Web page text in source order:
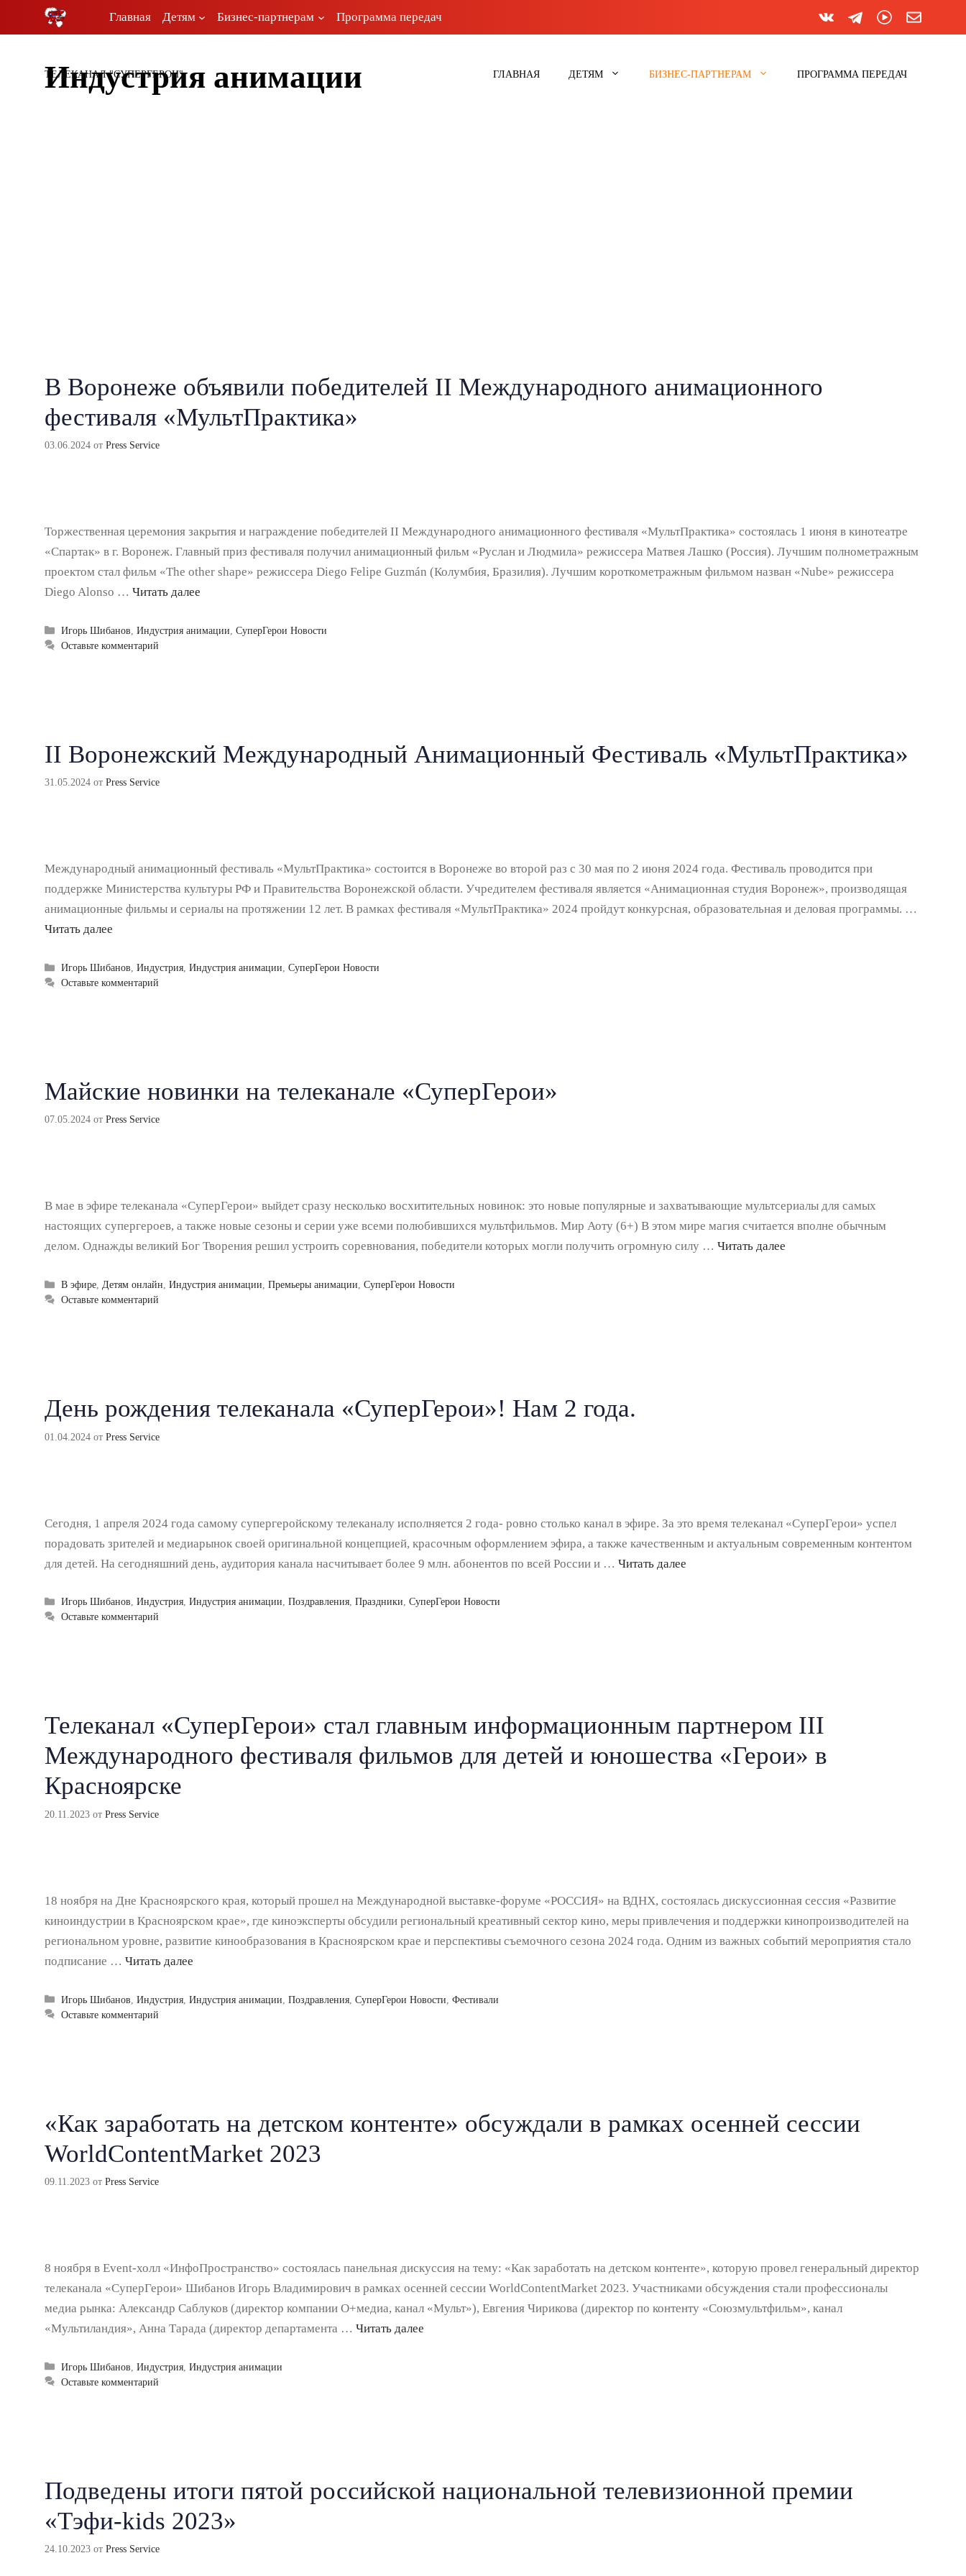
Главная Детям Бизнес-партнерам Программа передач
ТЕЛЕКАНАЛ "СУПЕРГЕРОИ" ГЛАВНАЯ ДЕТЯМ БИЗНЕС-ПАРТНЕРАМ ПРОГРАММА ПЕРЕДАЧ
Индустрия анимации
В Воронеже объявили победителей II Международного анимационного
фестиваля «МультПрактика»
03.06.2024 от Press Service
Торжественная церемония закрытия и награждение победителей II Международного анимационного фестиваля «МультПрактика» состоялась 1 июня в кинотеатре
«Спартак» в г. Воронеж. Главный приз фестиваля получил анимационный фильм «Руслан и Людмила» режиссера Матвея Лашко (Россия). Лучшим полнометражным
проектом стал фильм «The other shape» режиссера Diego Felipe Guzmán (Колумбия, Бразилия). Лучшим короткометражным фильмом назван «Nube» режиссера
Diego Alonso … Читать далее
Рубрики
Игорь Шибанов ,Индустрия анимации ,СуперГерои Новости
Оставьте комментарий
II Воронежский Международный Анимационный Фестиваль «МультПрактика»
31.05.2024 от Press Service
Международный анимационный фестиваль «МультПрактика» состоится в Воронеже во второй раз с 30 мая по 2 июня 2024 года. Фестиваль проводится при
поддержке Министерства культуры РФ и Правительства Воронежской области. Учредителем фестиваля является «Анимационная студия Воронеж», производящая
анимационные фильмы и сериалы на протяжении 12 лет. В рамках фестиваля «МультПрактика» 2024 пройдут конкурсная, образовательная и деловая программы. …
Читать далее
Рубрики
Игорь Шибанов,Индустрия,Индустрия анимации,СуперГерои Новости
Оставьте комментарий
Майские новинки на телеканале «СуперГерои»
07.05.2024 от Press Service
В мае в эфире телеканала «СуперГерои» выйдет сразу несколько восхитительных новинок: это новые популярные и захватывающие мультсериалы для самых
настоящих супергероев, а также новые сезоны и серии уже всеми полюбившихся мультфильмов. Мир Аоту (6+) В этом мире магия считается вполне обычным
делом. Однажды великий Бог Творения решил устроить соревнования, победители которых могли получить огромную силу … Читать далее
Рубрики
В эфире,Детям онлайн,Индустрия анимации,Премьеры анимации,СуперГерои Новости
Оставьте комментарий
День рождения телеканала «СуперГерои»! Нам 2 года.
01.04.2024 от Press Service
Сегодня, 1 апреля 2024 года самому супергеройскому телеканалу исполняется 2 года- ровно столько канал в эфире. За это время телеканал «СуперГерои» успел
порадовать зрителей и медиарынок своей оригинальной концепцией, красочным оформлением эфира, а также качественным и актуальным современным контентом
для детей. На сегодняшний день, аудитория канала насчитывает более 9 млн. абонентов по всей России и … Читать далее
Рубрики
Игорь Шибанов,Индустрия,Индустрия анимации,Поздравления,Праздники,СуперГерои Новости
Оставьте комментарий
Телеканал «СуперГерои» стал главным информационным партнером III
Международного фестиваля фильмов для детей и юношества «Герои» в
Красноярске
20.11.2023 от Press Service
18 ноября на Дне Красноярского края, который прошел на Международной выставке-форуме «РОССИЯ» на ВДНХ, состоялась дискуссионная сессия «Развитие
киноиндустрии в Красноярском крае», где киноэксперты обсудили региональный креативный сектор кино, меры привлечения и поддержки кинопроизводителей на
региональном уровне, развитие кинообразования в Красноярском крае и перспективы съемочного сезона 2024 года. Одним из важных событий мероприятия стало
подписание … Читать далее
Рубрики
Игорь Шибанов ,Индустрия ,Индустрия анимации ,Поздравления ,СуперГерои Новости ,Фестивали
Оставьте комментарий
«Как заработать на детском контенте» обсуждали в рамках осенней сессии
WorldContentMarket 2023
09.11.2023 от Press Service
8 ноября в Event-холл «ИнфоПространство» состоялась панельная дискуссия на тему: «Как заработать на детском контенте», которую провел генеральный директор
телеканала «СуперГерои» Шибанов Игорь Владимирович в рамках осенней сессии WorldContentMarket 2023. Участниками обсуждения стали профессионалы
медиа рынка: Александр Саблуков (директор компании О+медиа, канал «Мульт»), Евгения Чирикова (директор по контенту «Союзмультфильм», канал
«Мультиландия», Анна Тарада (директор департамента … Читать далее
Рубрики
Игорь Шибанов ,Индустрия ,Индустрия анимации
Оставьте комментарий
Подведены итоги пятой российской национальной телевизионной премии
«Тэфи-kids 2023»
24.10.2023 от Press Service